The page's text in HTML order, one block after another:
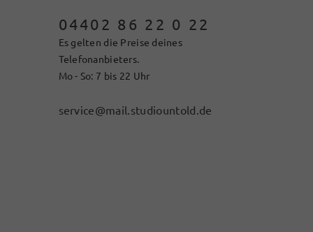
04402 86 22 0 22
Es gelten die Preise deines
Telefonanbieters.
Mo - So: 7 bis 22 Uhr
service@mail.studiountold.de